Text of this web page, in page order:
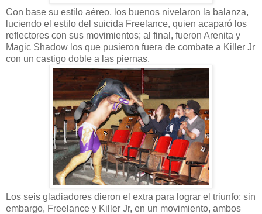
Con base su estilo aéreo, los buenos nivelaron la balanza,
luciendo el estilo del suicida Freelance, quien acaparó los
reflectores con sus movimientos; al final, fueron Arenita y
Magic Shadow los que pusieron fuera de combate a Killer Jr
con un castigo doble a las piernas.
Los seis gladiadores dieron el extra para lograr el triunfo; sin
embargo, Freelance y Killer Jr, en un movimiento, ambos